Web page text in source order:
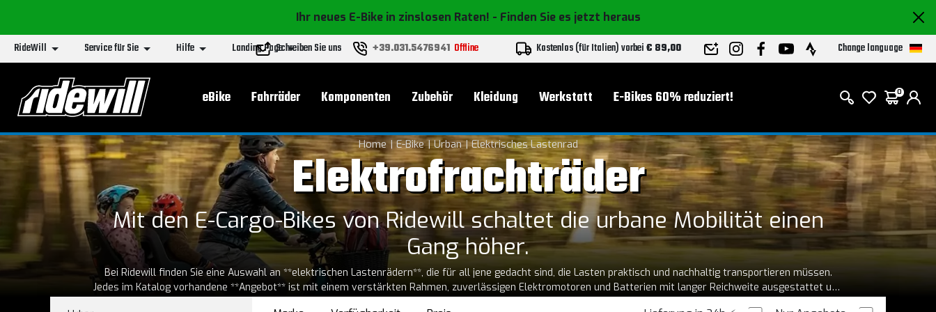
Ihr neues E-Bike in zinslosen Raten! - Finden Sie es jetzt heraus
RideWill Service für Sie Hilfe Landing PageSchreiben Sie uns +39.031.5476941 Offline Kostenlos (für Italien) vorbei€ 89,00 Change language
Hauptmenu
eBike Fahrräder Komponenten Zubehör Kleidung Werkstatt E-Bikes 60% reduziert! 0
Home E-Bike Urban Elektrisches Lastenrad
Elektrofrachträder
Mit den E-Cargo-Bikes von Ridewill schaltet die urbane Mobilität einen
Gang höher.
Bei Ridewill finden Sie eine Auswahl an **elektrischen Lastenrädern**, die für all jene gedacht sind, die Lasten praktisch und nachhaltig transportieren müssen.
Jedes im Katalog vorhandene **Angebot** ist mit einem verstärkten Rahmen, zuverlässigen Elektromotoren und Batterien mit langer Reichweite ausgestattet und
Entwickelt zum Transport von Lasten und für die Stadt